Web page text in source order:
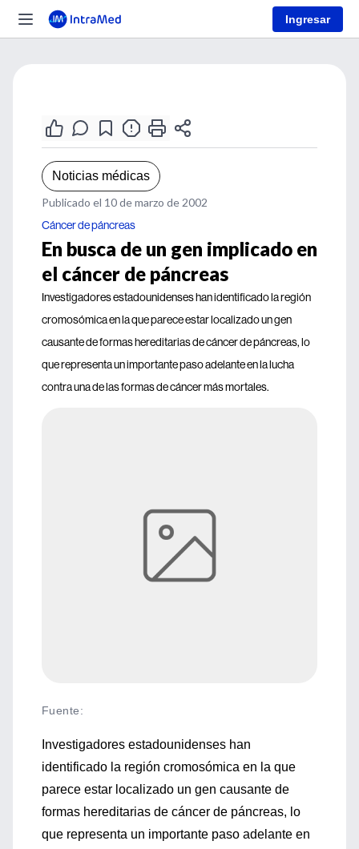
Ingresar
Noticias médicas
Publicado el 10 de marzo de 2002
Cáncer de páncreas
En busca de un gen implicado en
el cáncer de páncreas
Investigadores estadounidenses han identificado la región
cromosómica en la que parece estar localizado un gen
causante de formas hereditarias de cáncer de páncreas, lo
que representa un importante paso adelante en la lucha
contra una de las formas de cáncer más mortales.
Fuente:
Investigadores estadounidenses han
identificado la región cromosómica en la que
parece estar localizado un gen causante de
formas hereditarias de cáncer de páncreas, lo
que representa un importante paso adelante en